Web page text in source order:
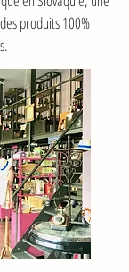
produits 100%